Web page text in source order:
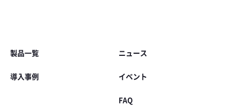
製品一覧
導入事例
ニュース
イベント
FAQ